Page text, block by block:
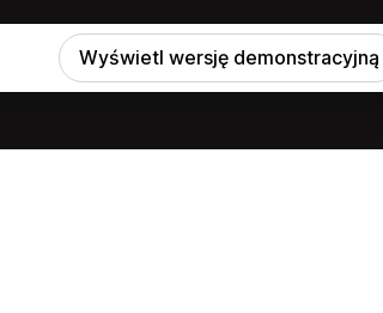
Wyświetl wersję demonstracyjną